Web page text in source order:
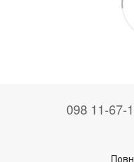
098 11-67-